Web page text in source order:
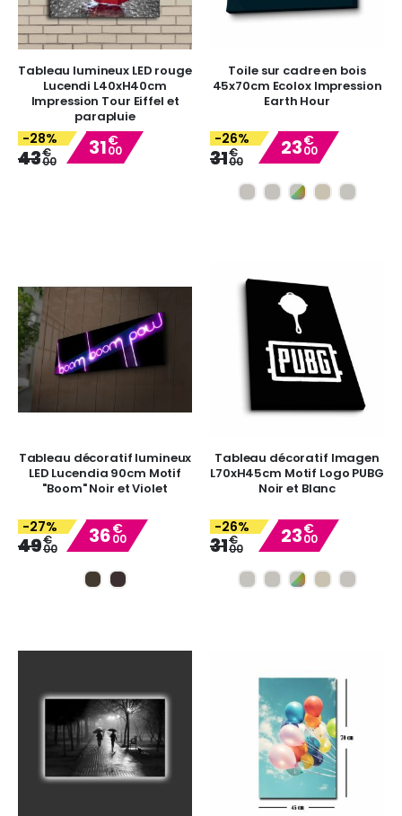
Tableau lumineux LED rouge
Lucendi L40xH40cm
Impression Tour Eiffel et
parapluie
-28%
43€
00
Special
Price
31€
00
Toile sur cadre en bois
45x70cm Ecolox Impression
Earth Hour
-26%
31€
00
Special
Price
23€
00
Tableau décoratif lumineux
LED Lucendia 90cm Motif
"Boom" Noir et Violet
-27%
49€
00
Special
Price
36€
00
Tableau décoratif Imagen
L70xH45cm Motif Logo PUBG
Noir et Blanc
-26%
31€
00
Special
Price
23€
00